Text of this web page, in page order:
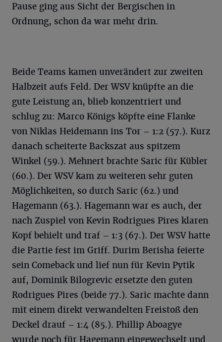
Pause ging aus Sicht der Bergischen in
Ordnung, schon da war mehr drin.
Beide Teams kamen unverändert zur zweiten
Halbzeit aufs Feld. Der WSV knüpfte an die
gute Leistung an, blieb konzentriert und
schlug zu: Marco Königs köpfte eine Flanke
von Niklas Heidemann ins Tor – 1:2 (57.). Kurz
danach scheiterte Backszat aus spitzem
Winkel (59.). Mehnert brachte Saric für Kübler
(60.). Der WSV kam zu weiteren sehr guten
Möglichkeiten, so durch Saric (62.) und
Hagemann (63.). Hagemann war es auch, der
nach Zuspiel von Kevin Rodrigues Pires klaren
Kopf behielt und traf – 1:3 (67.). Der WSV hatte
die Partie fest im Griff. Durim Berisha feierte
sein Comeback und lief nun für Kevin Pytik
auf, Dominik Bilogrevic ersetzte den guten
Rodrigues Pires (beide 77.). Saric machte dann
mit einem direkt verwandelten Freistoß den
Deckel drauf – 1:4 (85.). Phillip Aboagye
wurde noch für Hagemann eingewechselt und